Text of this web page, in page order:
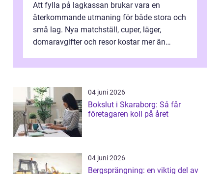
Att fylla på lagkassan brukar vara en
återkommande utmaning för både stora och
små lag. Nya matchställ, cuper, läger,
domaravgifter och resor kostar mer än
behöver...
04 juni 2026
Bokslut i Skaraborg: Så får
företagaren koll på året
04 juni 2026
Bergsprängning: en viktig del av